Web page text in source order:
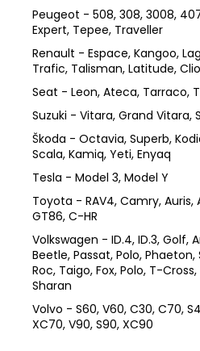
Peugeot - 508, 308, 3008,
Expert, Tepee, Traveller
Renault - Espace, Kangoo,
Trafic, Talisman, Latitude, Clio
Seat - Leon, Ateca, Tarraco,
Suzuki - Vitara, Grand Vitara,
Škoda - Octavia, Superb,
Scala, Kamiq, Yeti, Enyaq
Tesla - Model 3, Model Y
Toyota - RAV4, Camry, Auris,
GT86, C-HR
Volkswagen - ID.4, ID.3, Golf,
Beetle, Passat, Polo,
Roc, Taigo, Fox, Polo, T-
Sharan
Volvo - S60, V60, C30, C70,
XC70, V90, S90, XC90